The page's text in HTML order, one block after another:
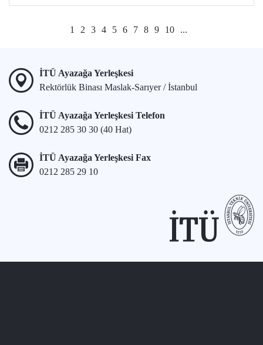
1 2 3 4 5 6 7 8 9 10 ...
İTÜ Ayazağa Yerleşkesi
Rektörlük Binası Maslak-Sarıyer / İstanbul
İTÜ Ayazağa Yerleşkesi Telefon
0212 285 30 30 (40 Hat)
İTÜ Ayazağa Yerleşkesi Fax
0212 285 29 10